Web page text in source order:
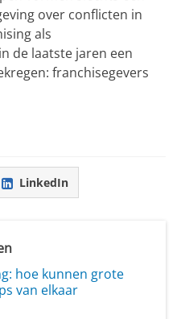
over conflicten in
als
de laatste jaren een
franchisegevers
LinkedIn
hoe kunnen grote
van elkaar